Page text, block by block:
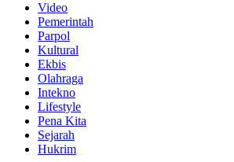
Video
Pemerintah
Parpol
Kultural
Ekbis
Olahraga
Intekno
Lifestyle
Pena Kita
Sejarah
Hukrim